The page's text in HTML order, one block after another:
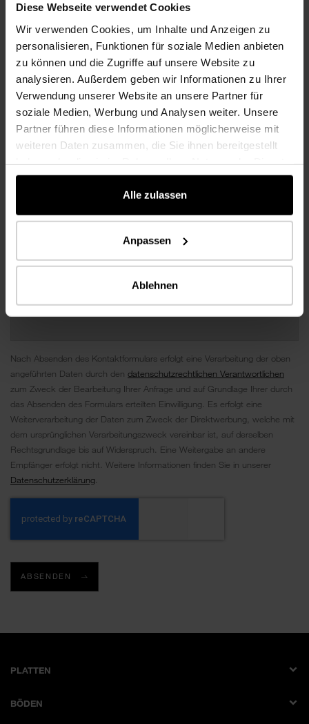
Diese Webseite verwendet Cookies
Wir verwenden Cookies, um Inhalte und Anzeigen zu
personalisieren, Funktionen für soziale Medien anbieten
zu können und die Zugriffe auf unsere Website zu
analysieren. Außerdem geben wir Informationen zu Ihrer
Verwendung unserer Website an unsere Partner für
soziale Medien, Werbung und Analysen weiter. Unsere
Partner führen diese Informationen möglicherweise mit
weiteren Daten zusammen, die Sie ihnen bereitgestellt
gesammelt haben.
Alle zulassen
Anpassen
Ablehnen
Nach Absenden des Kontaktformulars erfolgt eine Verarbeitung der oben
angeführten Daten durch den datenschutzrechtlichen Verantwortlichen
zum Zweck der Bearbeitung Ihrer Anfrage und auf Grundlage Ihrer durch
das Absenden des Formulars erteilten Einwilligung. Es erfolgt eine
Weiterverarbeitung der Daten zum Zweck der Direktwerbung, welche mit
dem ursprünglichen Verarbeitungszweck vereinbar ist, auf derselben
Rechtsgrundlage bis auf Widerspruch. Eine Weitergabe an andere
Empfänger erfolgt nicht. Weitere Informationen finden Sie in unserer
Datenschutzerklärung
ABSENDEN
PLATTEN
Dekorplatte
BÖDEN